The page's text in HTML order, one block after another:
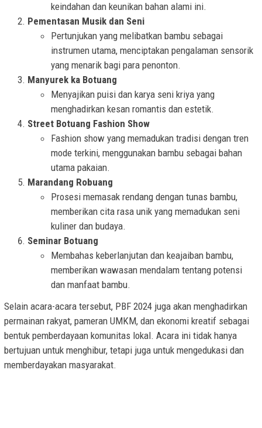
keindahan dan keunikan bahan alami ini.
Pementasan Musik dan Seni
Pertunjukan yang melibatkan bambu sebagai
instrumen utama, menciptakan pengalaman sensorik
yang menarik bagi para penonton.
Manyurek ka Botuang
Menyajikan puisi dan karya seni kriya yang
menghadirkan kesan romantis dan estetik.
Street Botuang Fashion Show
Fashion show yang memadukan tradisi dengan tren
mode terkini, menggunakan bambu sebagai bahan
utama pakaian.
Marandang Robuang
Prosesi memasak rendang dengan tunas bambu,
memberikan cita rasa unik yang memadukan seni
kuliner dan budaya.
Seminar Botuang
Membahas keberlanjutan dan keajaiban bambu,
memberikan wawasan mendalam tentang potensi
dan manfaat bambu.
Selain acara-acara tersebut, PBF 2024 juga akan menghadirkan
permainan rakyat, pameran UMKM, dan ekonomi kreatif sebagai
bentuk pemberdayaan komunitas lokal. Acara ini tidak hanya
bertujuan untuk menghibur, tetapi juga untuk mengedukasi dan
memberdayakan masyarakat.